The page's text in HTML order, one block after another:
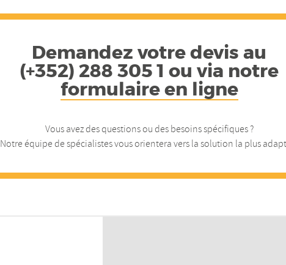
Demandez votre devis au
(+352) 288 305 1 ou via notre
formulaire en ligne
Vous avez des questions ou des besoins spécifiques ?
Notre équipe de spécialistes vous orientera vers la solution la plus